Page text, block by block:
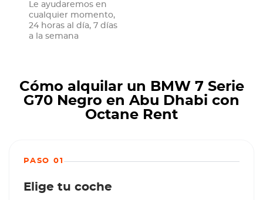
Le ayudaremos en
cualquier momento,
24 horas al día, 7 días
a la semana
Cómo alquilar un BMW 7 Serie
G70 Negro en Abu Dhabi con
Octane Rent
PASO 01
Elige tu coche